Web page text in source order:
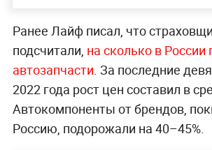
Ранее Лайф писал, что
подсчитали, на сколько в
автозапчасти . За последние
2022 года рост цен составил в
Автокомпоненты от брендов,
Россию, подорожали на 40–45%.